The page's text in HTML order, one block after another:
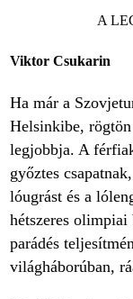
A
Viktor Csukarin
Ha már a
Helsinkibe,
legjobbja. A
győztes
lóugrást és a
hétszeres
parádés
világháborúban,